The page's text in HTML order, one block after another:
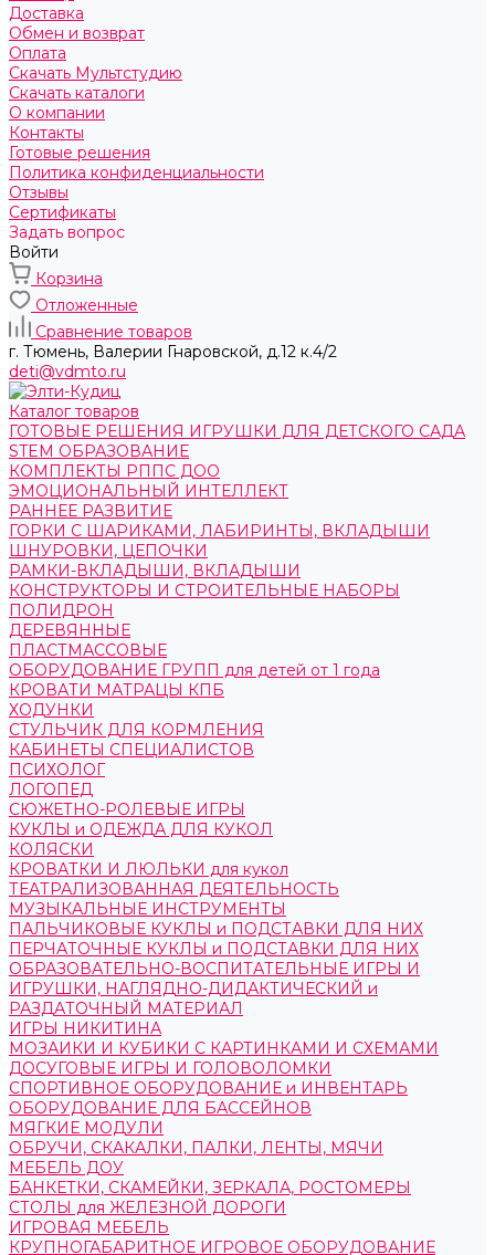
Доставка
Обмен и возврат
Оплата
Скачать Мультстудию
Скачать каталоги
О компании
Контакты
Готовые решения
Политика конфиденциальности
Отзывы
Сертификаты
Задать вопрос
Войти
Корзина
Отложенные
Сравнение товаров
г. Тюмень, ​Валерии Гнаровской, д.12 к.4/2
deti@vdmto.ru
Каталог товаров
ГОТОВЫЕ РЕШЕНИЯ ИГРУШКИ ДЛЯ ДЕТСКОГО САДА
STEM ОБРАЗОВАНИЕ
КОМПЛЕКТЫ РППС ДОО
ЭМОЦИОНАЛЬНЫЙ ИНТЕЛЛЕКТ
РАННЕЕ РАЗВИТИЕ
ГОРКИ С ШАРИКАМИ, ЛАБИРИНТЫ, ВКЛАДЫШИ
ШНУРОВКИ, ЦЕПОЧКИ
РАМКИ-ВКЛАДЫШИ, ВКЛАДЫШИ
КОНСТРУКТОРЫ И СТРОИТЕЛЬНЫЕ НАБОРЫ
ПОЛИДРОН
ДЕРЕВЯННЫЕ
ПЛАСТМАССОВЫЕ
ОБОРУДОВАНИЕ ГРУПП для детей от 1 года
КРОВАТИ МАТРАЦЫ КПБ
ХОДУНКИ
СТУЛЬЧИК ДЛЯ КОРМЛЕНИЯ
КАБИНЕТЫ СПЕЦИАЛИСТОВ
ПСИХОЛОГ
ЛОГОПЕД
СЮЖЕТНО-РОЛЕВЫЕ ИГРЫ
КУКЛЫ и ОДЕЖДА ДЛЯ КУКОЛ
КОЛЯСКИ
КРОВАТКИ И ЛЮЛЬКИ для кукол
ТЕАТРАЛИЗОВАННАЯ ДЕЯТЕЛЬНОСТЬ
МУЗЫКАЛЬНЫЕ ИНСТРУМЕНТЫ
ПАЛЬЧИКОВЫЕ КУКЛЫ и ПОДСТАВКИ ДЛЯ НИХ
ПЕРЧАТОЧНЫЕ КУКЛЫ и ПОДСТАВКИ ДЛЯ НИХ
ОБРАЗОВАТЕЛЬНО-ВОСПИТАТЕЛЬНЫЕ ИГРЫ И
ИГРУШКИ, НАГЛЯДНО-ДИДАКТИЧЕСКИЙ и
РАЗДАТОЧНЫЙ МАТЕРИАЛ
ИГРЫ НИКИТИНА
МОЗАИКИ И КУБИКИ С КАРТИНКАМИ И СХЕМАМИ
ДОСУГОВЫЕ ИГРЫ И ГОЛОВОЛОМКИ
СПОРТИВНОЕ ОБОРУДОВАНИЕ и ИНВЕНТАРЬ
ОБОРУДОВАНИЕ ДЛЯ БАССЕЙНОВ
МЯГКИЕ МОДУЛИ
ОБРУЧИ, СКАКАЛКИ, ПАЛКИ, ЛЕНТЫ, МЯЧИ
МЕБЕЛЬ ДОУ
БАНКЕТКИ, СКАМЕЙКИ, ЗЕРКАЛА, РОСТОМЕРЫ
СТОЛЫ для ЖЕЛЕЗНОЙ ДОРОГИ
ИГРОВАЯ МЕБЕЛЬ
КРУПНОГАБАРИТНОЕ ИГРОВОЕ ОБОРУДОВАНИЕ